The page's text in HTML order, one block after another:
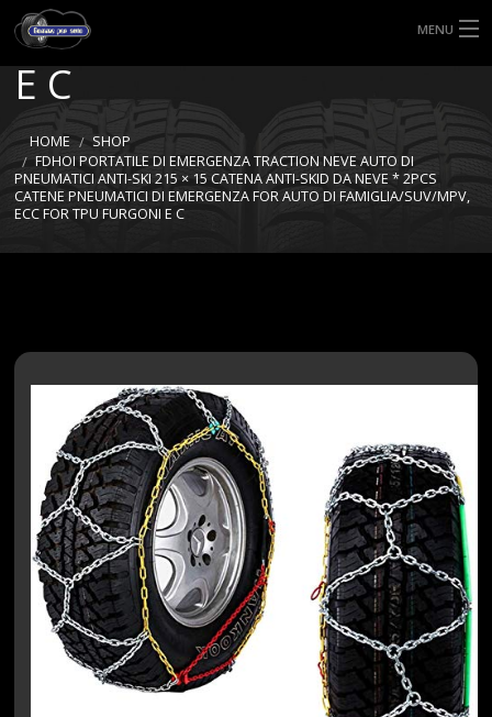
MENU
HOME
TIPI DI GOMME
MISURE GOMME
ECC FOR TPU FURGONI
E C
HOME
SHOP
FDHOI PORTATILE DI EMERGENZA TRACTION NEVE AUTO DI
PNEUMATICI ANTI-SKI 215 × 15 CATENA ANTI-SKID DA NEVE * 2PCS
CATENE PNEUMATICI DI EMERGENZA FOR AUTO DI FAMIGLIA/SUV/MPV,
ECC FOR TPU FURGONI E C